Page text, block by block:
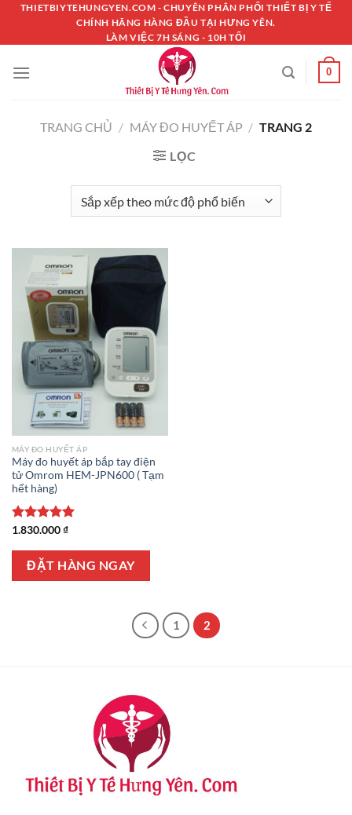
Chuyển
nội
dung
THIETBIYTEHUNGYEN.COM - CHUYÊN PHÂN PHỐI THIẾT BỊ Y TẾ
CHÍNH HÃNG HÀNG ĐẦU TẠI HƯNG YÊN.
LÀM VIỆC 7H SÁNG - 10H TỐI
0
TRANG CHỦ / MÁY ĐO HUYẾT ÁP / TRANG 2
LỌC
MÁY ĐO HUYẾT ÁP
Máy đo huyết áp bắp tay điện
tử Omrom HEM-JPN600 ( Tạm
hết hàng)
Được xếp
5 sao
1.830.000₫
ĐẶT HÀNG NGAY
1 2